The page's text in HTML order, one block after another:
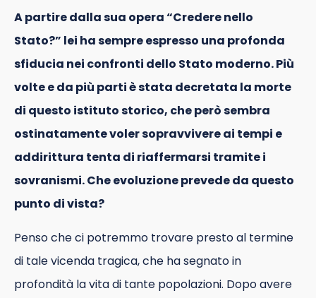
A partire dalla sua opera “Credere nello
Stato?” lei ha sempre espresso una profonda
sfiducia nei confronti dello Stato moderno. Più
volte e da più parti è stata decretata la morte
di questo istituto storico, che però sembra
ostinatamente voler sopravvivere ai tempi e
addirittura tenta di riaffermarsi tramite i
sovranismi. Che evoluzione prevede da questo
punto di vista?
Penso che ci potremmo trovare presto al termine
di tale vicenda tragica, che ha segnato in
profondità la vita di tante popolazioni. Dopo avere